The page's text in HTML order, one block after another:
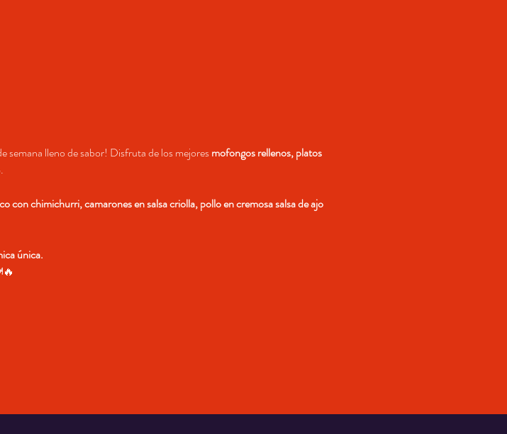
semana lleno de sabor! Disfruta de los mejores mofongos rellenos, platos
con chimichurri, camarones en salsa criolla, pollo en cremosa salsa de ajo
única.